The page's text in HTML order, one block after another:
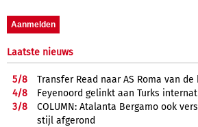
Laatste nieuws
5/8
Transfer Read naar AS Roma van de
4/8
Feyenoord gelinkt aan Turks
3/8
COLUMN: Atalanta Bergamo ook
stijl afgerond